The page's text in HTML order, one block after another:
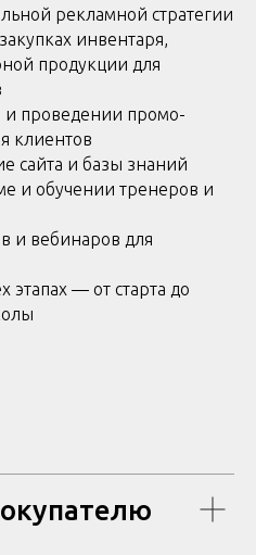
рекламной стратегии
инвентаря,
продукции для
и проведении промо-
клиентов
сайта и базы знаний
и обучении тренеров и
и вебинаров для
этапах — от старта до